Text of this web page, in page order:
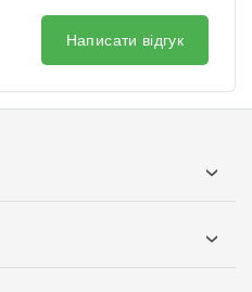
Написати відгук